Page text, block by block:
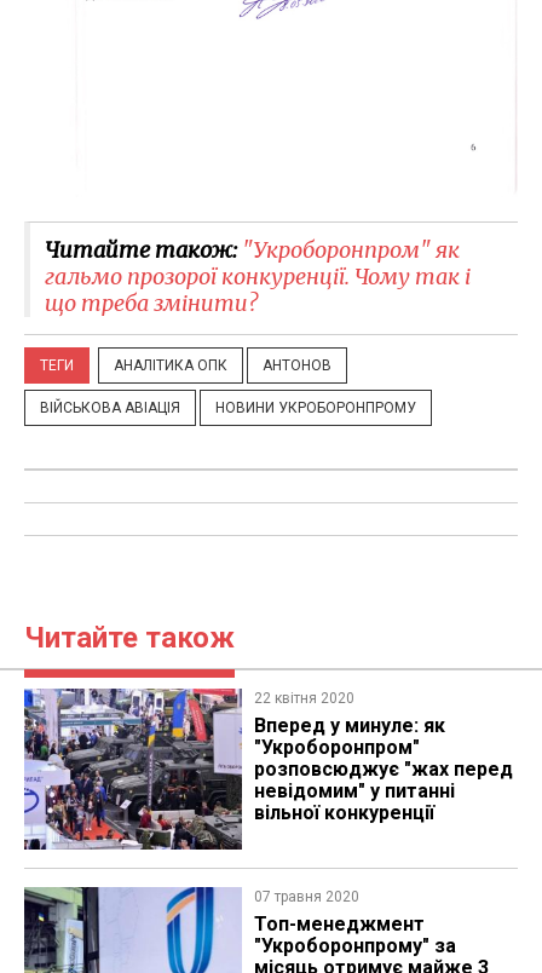
Читайте також: "Укроборонпром" як
гальмо прозорої конкуренції. Чому так і
що треба змінити?
ТЕГИ АНАЛІТИКА ОПК АНТОНОВ
ВІЙСЬКОВА АВІАЦІЯ НОВИНИ УКРОБОРОНПРОМУ
Читайте також
22 квітня 2020
Вперед у минуле: як
"Укроборонпром"
розповсюджує "жах перед
невідомим" у питанні
вільної конкуренції
07 травня 2020
​Топ-менеджмент
"Укроборонпрому" за
місяць отримує майже 3